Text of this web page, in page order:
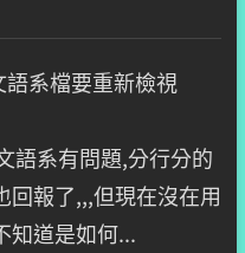
語系檔要重新檢視
語系有問題,分行分的
回報了,,,但現在沒在用
知道是如何...